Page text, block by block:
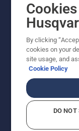
© Husqvarna
er veiledende
Rapportering
By clicking
cookies on your
site usage, and
Cookie Policy
DO NOT